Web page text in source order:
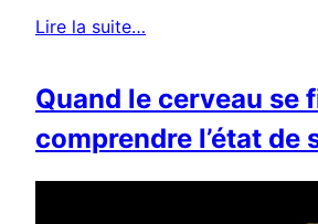
Lire la suite…
Quand le cerveau se
comprendre l’état de